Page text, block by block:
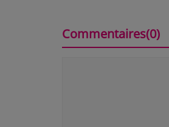
Commentaires(0)